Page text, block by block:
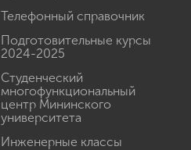
Телефонный справочник
Подготовительные курсы
2024-2025
Студенческий
многофункциональный
центр Мининского
университета
Инженерные классы